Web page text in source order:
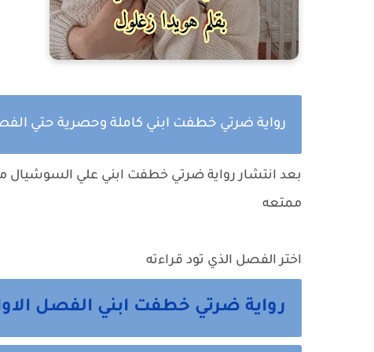
رواية ضرتي خطفت ابني كاملة وحصرية حتي
بعد انتشار رواية ضرتي خطفت ابني علي السوشيال
ممتعه
اختر الفصل الذي تود قراءته
رواية ضرتي خطفت ابني الفصل الاول 1 من